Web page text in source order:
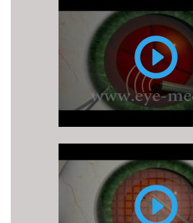
Επέμβαση
Καταρράκτη
υπερήχους
φακοθρυψία)
Επέμβαση
καταρράκτη